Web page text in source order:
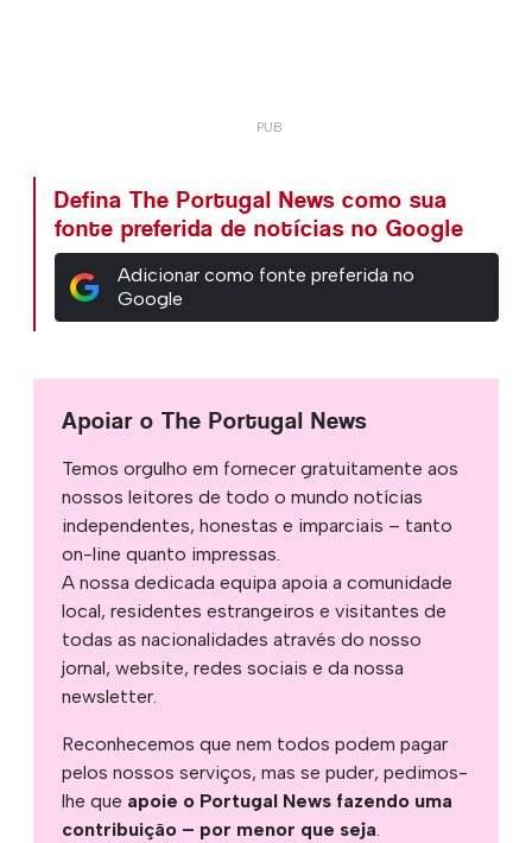
Defina The Portugal News como sua
fonte preferida de notícias no Google
Adicionar como fonte preferida no
Google
Apoiar o The Portugal News
Temos orgulho em fornecer gratuitamente aos
nossos leitores de todo o mundo notícias
independentes, honestas e imparciais – tanto
on-line quanto impressas.
A nossa dedicada equipa apoia a comunidade
local, residentes estrangeiros e visitantes de
todas as nacionalidades através do nosso
jornal, website, redes sociais e da nossa
newsletter.
Reconhecemos que nem todos podem pagar
pelos nossos serviços, mas se puder, pedimos-
lhe que apoie o Portugal News fazendo uma
contribuição – por menor que seja.